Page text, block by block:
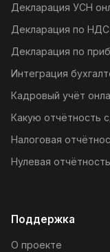
Декларация УСН
Декларация по НДС
Декларация по
Интеграция
Кадровый учёт
Какую отчётность
Налоговая
Нулевая
Поддержка
О проекте